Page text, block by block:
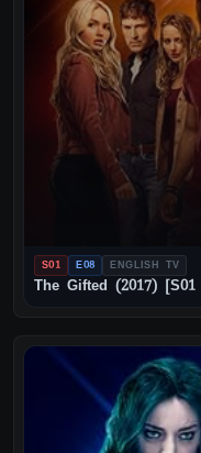
S01 E08 ENGLISH TV
The Gifted (2017)